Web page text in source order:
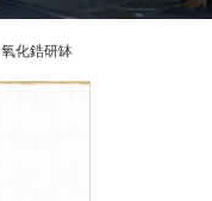
氧化鋯研缽